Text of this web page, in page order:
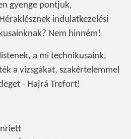
gyenge pontjuk,
indulatkezelési
Nem hinném!
a mi technikusaink,
a vizsgákat, szakértelemmel
- Hajrá Trefort!